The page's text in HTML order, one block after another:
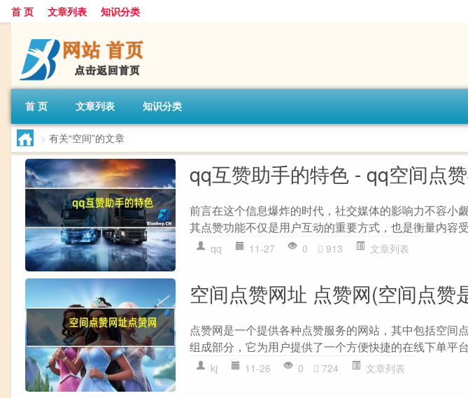
首 页 文章列表 知识分类
首 页 文章列表 知识分类
> 有关“空间”的文章
qq互赞助手的特色 - qq空间点
前言在这个信息爆炸的时代，社交媒体的影响力不容小
其点赞功能不仅是用户互动的重要方式，也是衡量内容
qq 11-27 0 913 文章列表
空间点赞网址 点赞网(空间点赞
点赞网是一个提供各种点赞服务的网站，其中包括空间
组成部分，它为用户提供了一个方便快捷的在线下单平
kj 11-26 0 724 文章列表